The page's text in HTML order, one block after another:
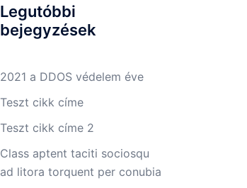
Legutóbbi
bejegyzések
2021 a DDOS védelem éve
Teszt cikk címe
Teszt cikk címe 2
Class aptent taciti sociosqu
ad litora torquent per conubia